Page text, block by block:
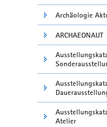
Archäologie
ARCHAEONAUT
Atelier